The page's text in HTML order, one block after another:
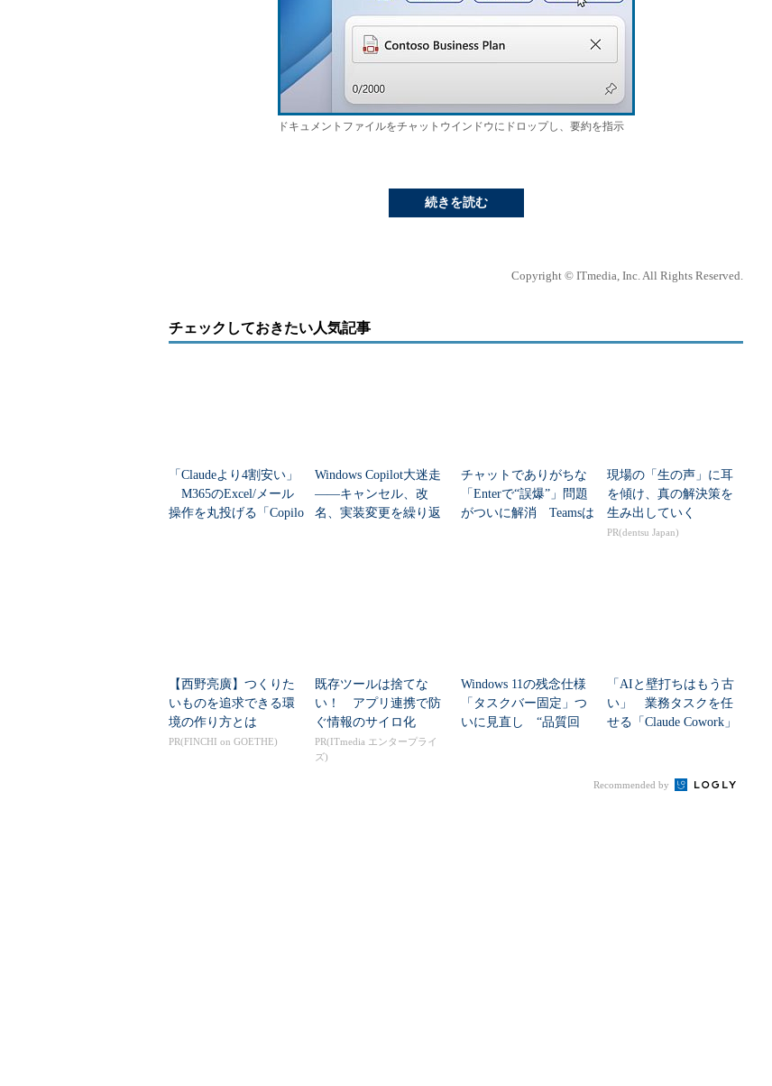
ドキュメントファイルをチャットウインドウにドロップし、要約を指示
続きを読む
Copyright © ITmedia, Inc. All Rights Reserved.
チェックしておきたい人気記事
「Claudeより4割安い」
M365のExcel/メール
操作を丸投げる「Copilo
Windows Copilot大迷走
――キャンセル、改
名、実装変更を繰り返
チャットでありがちな
「Enterで“誤爆”」問題
がついに解消 Teamsは
現場の「生の声」に耳
を傾け、真の解決策を
生み出していく
PR(dentsu Japan)
【西野亮廣】つくりた
いものを追求できる環
境の作り方とは
PR(FINCHI on GOETHE)
既存ツールは捨てな
い！ アプリ連携で防
ぐ情報のサイロ化
PR(ITmedia エンタープライ
ズ)
Windows 11の残念仕様
「タスクバー固定」つ
いに見直し “品質回
「AIと壁打ちはもう古
い」 業務タスクを任
せる「Claude Cowork」
Recommended by